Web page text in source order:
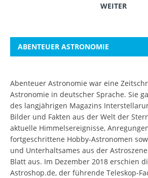
WEITER
ABENTEUER ASTRONOMIE
Abenteuer Astronomie war eine
Astronomie in deutscher Sprache. Sie
des langjährigen Magazins
Bilder und Fakten aus der Welt der
aktuelle Himmelsereignisse,
fortgeschrittene Hobby-Astronomen
und Unterhaltsames aus der
Blatt aus. Im Dezember 2018 erschien
Astroshop.de, der führende Teleskop-